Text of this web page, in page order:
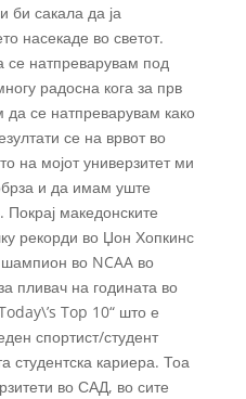
би сакала да ја
насекаде во светот.
се натпреварувам под
радосна кога за прв
се натпреварувам како
се на врвот во
на мојот универзитет ми
и да имам уште
македонските
рекорди во Џон Хопкинс
во NCAA во
пливач на годината во
Top 10“ што е
спортист/студент
студентска кариера. Тоа
во САД, во сите